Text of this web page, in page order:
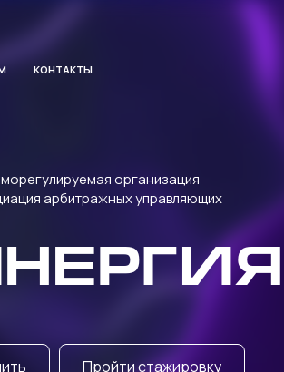
КОНТАКТЫ
организация
арбитражных управляющих
Пройти стажировку